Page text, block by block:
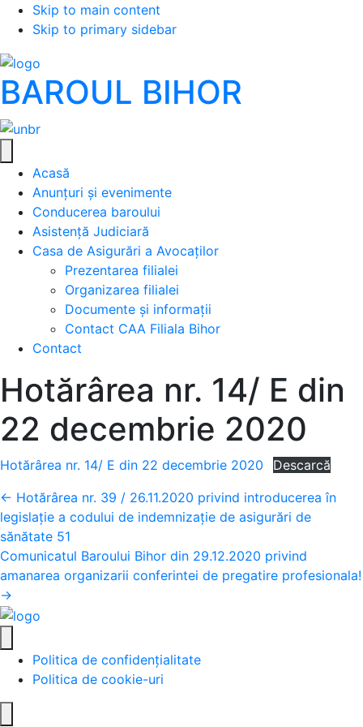
Skip to main content
Skip to primary sidebar
BAROUL BIHOR
Acasă
Anunțuri și evenimente
Conducerea baroului
Asistență Judiciară
Casa de Asigurări a Avocaților
Prezentarea filialei
Organizarea filialei
Documente și informații
Contact CAA Filiala Bihor
Contact
Hotărârea nr. 14/ E din
22 decembrie 2020
Hotărârea nr. 14/ E din 22 decembrie 2020 Descarcă
Posts
navigation
← Hotărârea nr. 39 / 26.11.2020 privind introducerea în
legislație a codului de indemnizație de asigurări de
sănătate 51
Comunicatul Baroului Bihor din 29.12.2020 privind
amanarea organizarii conferintei de pregatire profesionala!
→
Politica de confidențialitate
Politica de cookie-uri